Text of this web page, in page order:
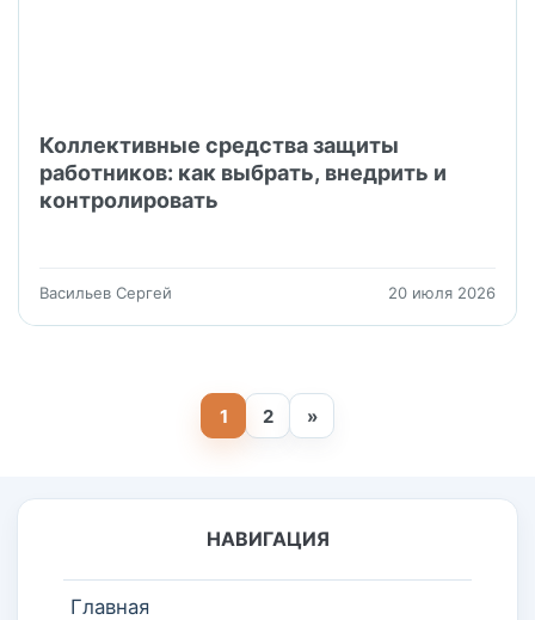
Коллективные средства защиты
работников: как выбрать, внедрить и
контролировать
Васильев Сергей 20 июля 2026
1 2 »
НАВИГАЦИЯ
Главная